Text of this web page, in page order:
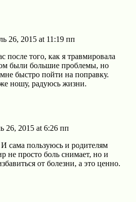
26, 2015 at 11:19 пп
после того, как я травмировала
были большие проблемы, но
быстро пойти на поправку.
ношу, радуюсь жизни.
26, 2015 at 6:26 пп
сама пользуюсь и родителям
не просто боль снимает, но и
от болезни, а это ценно.